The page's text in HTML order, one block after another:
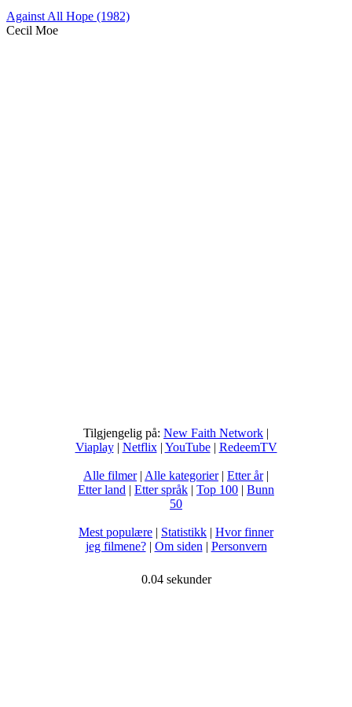
Against All Hope (1982)
Cecil Moe
Tilgjengelig på: New Faith Network |
Viaplay| Netflix| YouTube| RedeemTV
Alle filmer| Alle kategorier| Etter år|
Etter land | Etter språk | Top 100 | Bunn
50
Mest populære | Statistikk | Hvor finner
jeg filmene?| Om siden | Personvern
0.04 sekunder